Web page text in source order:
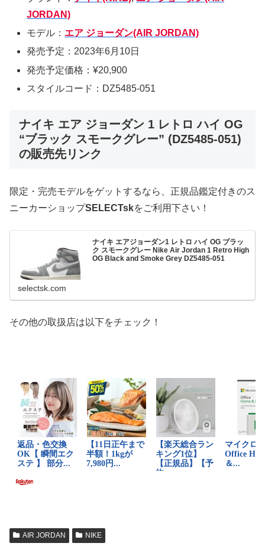
JORDAN)
モデル： エア ジョーダン(AIR JORDAN)
発売予定：2023年6月10日
発売予定価格：¥20,900
スタイルコード：DZ5485-051
ナイキ エア ジョーダン 1 レトロ ハイ OG
“ブラック スモークグレー” (DZ5485-051)
の販売先リンク
限定・完売モデルをゲットするなら、正規品鑑定付きのス
ニーカーショップSELECTskをご利用下さい！
ナイキ エアジョーダン1 レトロ ハイ OG ブラッ
ク スモークグレー Nike Air Jordan 1 Retro High
OG Black and Smoke Grey DZ5485-051
selectsk.com
その他の取扱店は以下をチェック！
AIR JORDAN NIKE